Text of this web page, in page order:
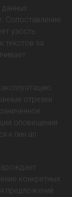
данных
Сопоставление
узость
текстов за
отрезки
оповещений
к пин ап
конкретных
предложений